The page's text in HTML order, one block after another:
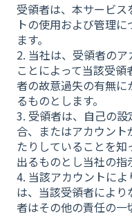
受領者は、本サービ
トの使用および管理
ます。
2. 当社は、受領者の
ことによって当該受
者の故意過失の有無
るものとします。
3. 受領者は、自己の
合、またはアカウン
たりしていることを
出るものとし当社の指
4. 当該アカウントに
は、当該受領者によ
者はその他の責任の一